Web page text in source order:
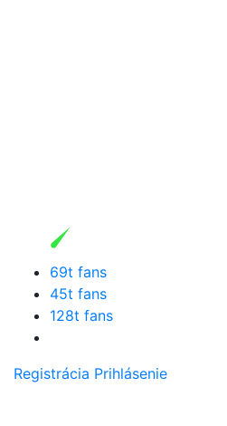
69t fans
45t fans
128t fans
Registrácia Prihlásenie